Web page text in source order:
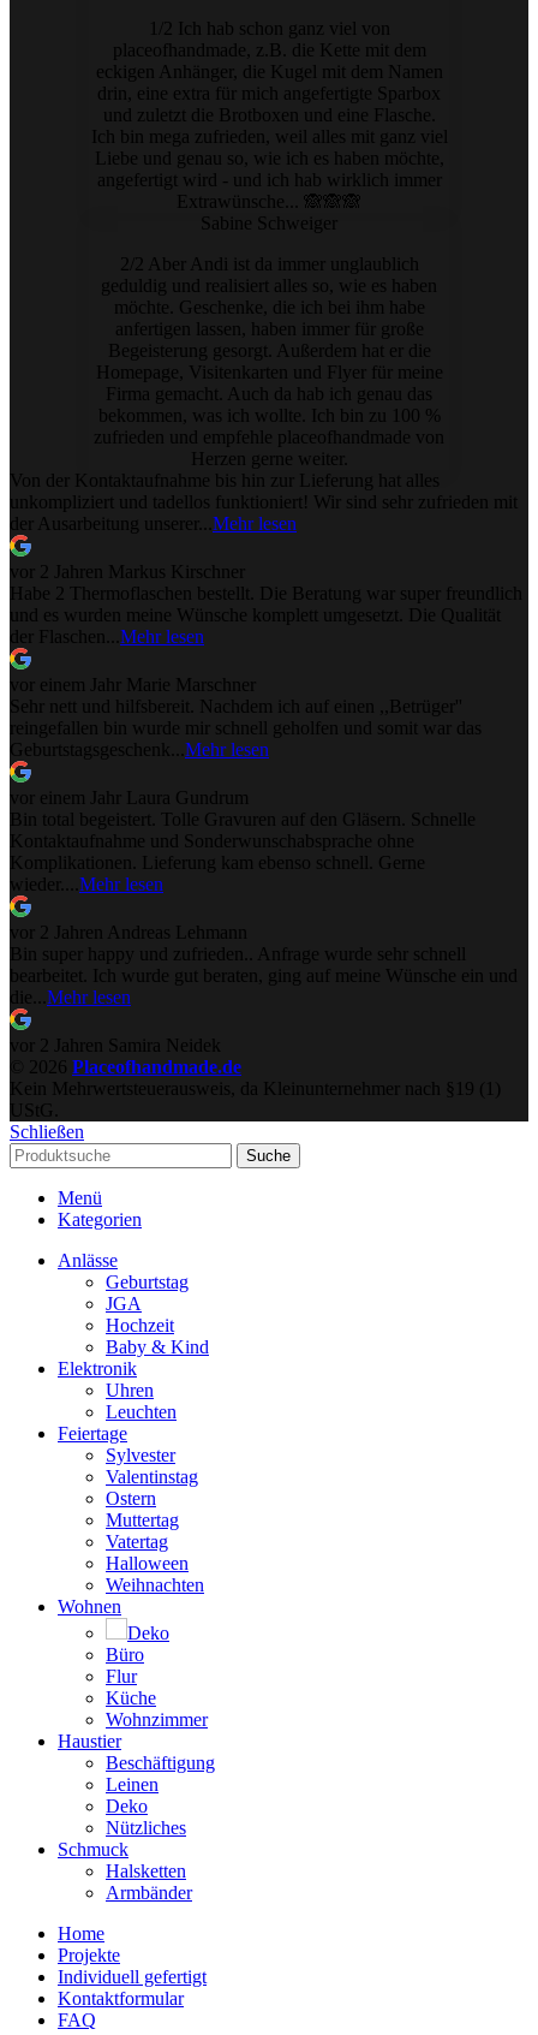
1/2 Ich hab schon ganz viel von
placeofhandmade, z.B. die Kette mit dem
eckigen Anhänger, die Kugel mit dem Namen
drin, eine extra für mich angefertigte Sparbox
und zuletzt die Brotboxen und eine Flasche.
Ich bin mega zufrieden, weil alles mit ganz viel
Liebe und genau so, wie ich es haben möchte,
angefertigt wird - und ich hab wirklich immer
Extrawünsche... 🙈🙈🙈
Sabine Schweiger
2/2 Aber Andi ist da immer unglaublich
geduldig und realisiert alles so, wie es haben
möchte. Geschenke, die ich bei ihm habe
anfertigen lassen, haben immer für große
Begeisterung gesorgt. Außerdem hat er die
Homepage, Visitenkarten und Flyer für meine
Firma gemacht. Auch da hab ich genau das
bekommen, was ich wollte. Ich bin zu 100 %
zufrieden und empfehle placeofhandmade von
Herzen gerne weiter.
Von der Kontaktaufnahme bis hin zur Lieferung hat alles
unkompliziert und tadellos funktioniert! Wir sind sehr zufrieden mit
der Ausarbeitung unserer... Mehr lesen
vor 2 Jahren Markus Kirschner
Habe 2 Thermoflaschen bestellt. Die Beratung war super freundlich
und es wurden meine Wünsche komplett umgesetzt. Die Qualität
der Flaschen... Mehr lesen
vor einem Jahr
Marie Marschner
Sehr nett und hilfsbereit. Nachdem ich auf einen ,,Betrüger''
reingefallen bin wurde mir schnell geholfen und somit war das
Geburtstagsgeschenk... Mehr lesen
vor einem Jahr
Laura Gundrum
Bin total begeistert. Tolle Gravuren auf den Gläsern. Schnelle
Kontaktaufnahme und Sonderwunschabsprache ohne
Komplikationen. Lieferung kam ebenso schnell. Gerne
wieder.... Mehr lesen
vor 2 Jahren Andreas Lehmann
Bin super happy und zufrieden.. Anfrage wurde sehr schnell
bearbeitet. Ich wurde gut beraten, ging auf meine Wünsche ein und
die... Mehr lesen
vor 2 Jahren Samira Neidek
© 2026 Placeofhandmade.de
Kein Mehrwertsteuerausweis, da Kleinunternehmer nach §19 (1)
UStG.
Schließen
Suche
Menü
Kategorien
Anlässe
Geburtstag
JGA
Hochzeit
Baby & Kind
Elektronik
Uhren
Leuchten
Feiertage
Sylvester
Valentinstag
Ostern
Muttertag
Vatertag
Halloween
Weihnachten
Wohnen
Deko
Büro
Flur
Küche
Wohnzimmer
Haustier
Beschäftigung
Leinen
Deko
Nützliches
Schmuck
Halsketten
Armbänder
Home
Projekte
Individuell gefertigt
Kontaktformular
FAQ